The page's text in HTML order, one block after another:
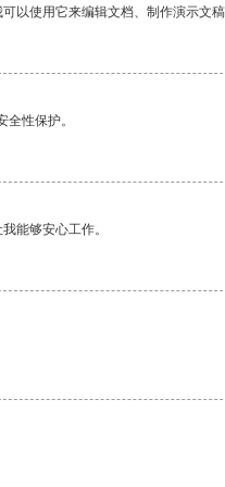
以使用它来编辑文档、制作演示文稿
性保护。
能够安心工作。